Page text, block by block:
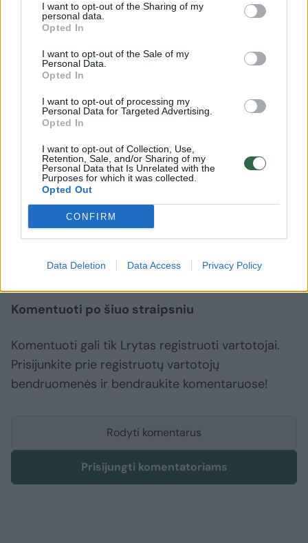
I want to opt-out of the Sharing of my
personal data.
Opted In
I want to opt-out of the Sale of my
Personal Data.
Opted In
I want to opt-out of processing my
Personal Data for Targeted Advertising.
Opted In
I want to opt-out of Collection, Use,
Retention, Sale, and/or Sharing of my
Personal Data that Is Unrelated with the
Purposes for which it was collected.
Opted Out
CONFIRM
Data Deletion Data Access Privacy Policy
posėdyje ketvirtadienį teigė V. Čmilytė-
Nielsen.
ELTA primena, kad NATO lyderiai trečiadienį
susitarė oficialiai pakviesti Suomiją ir Švediją
prisijungti prie Aljanso, Turkijai susitarus su
dviem Šiaurės šalimis atsisakyti savo
prieštaravimų.
Viktorija Čmilytė-Nielsen
NATO (Šiaurės Atlanto Sutarties Organizacija)
Komentuoti po šiuo straipsniu
Komentuoti gali tik Lrytas registruoti vartotojai.
Prisijunkite prie registruotų vartotojų
bendruomenės ir bendraukite komentaruose!
Rodyti komentarus
Prisijungti komentatoriams